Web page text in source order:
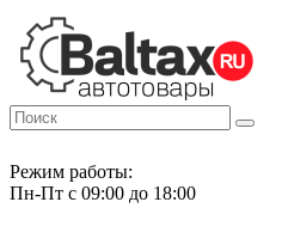
Режим работы:
Пн-Пт с 09:00 до 18:00